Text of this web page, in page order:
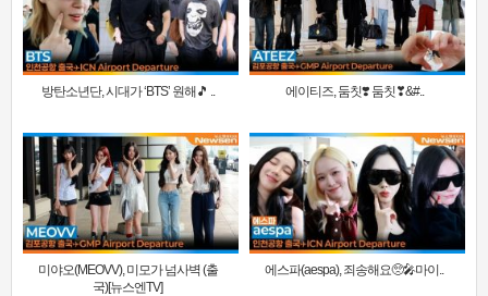
방탄소년단, 시대가 ‘BTS’ 원해🎵 .. 에이티즈, 둠칫❣️ 둠칫❣&#..
미야오(MEOVV), 미모가 넘사벽 (출
국)[뉴스엔TV]
에스파(aespa), 죄송해요🥺🎤마이..